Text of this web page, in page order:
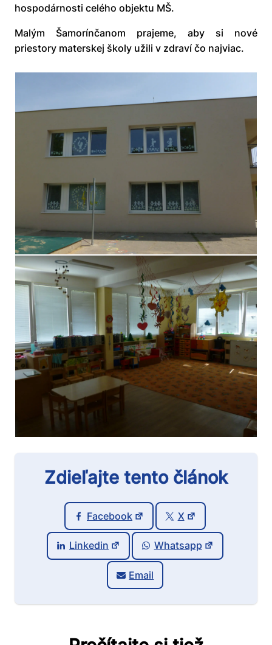
hospodárnosti celého objektu MŠ.
Malým Šamorínčanom prajeme, aby si nové
priestory materskej školy užili v zdraví čo najviac.
Zdieľajte tento článok
Facebook X
Linkedin Whatsapp
Email